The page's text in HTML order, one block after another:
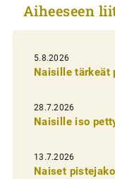
k
e
l
i
e
n
e
Aiheeseen
5.8.2026
Naisille tärkeät
28.7.2026
Naisille iso
13.7.2026
Naiset